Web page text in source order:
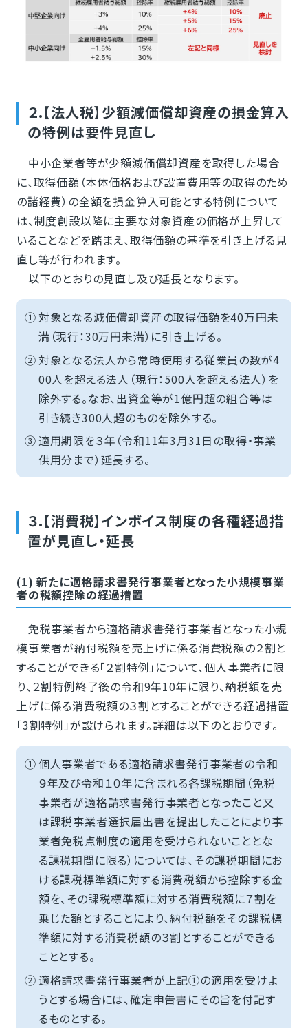
２.【法人税】少額減価償却資産の損金算入
の特例は要件見直し
中小企業者等が少額減価償却資産を取得した場合
に、取得価額（本体価格および設置費用等の取得のため
の諸経費）の全額を損金算入可能とする特例について
は、制度創設以降に主要な対象資産の価格が上昇して
いることなどを踏まえ、取得価額の基準を引き上げる見
直し等が行われます。
以下のとおりの見直し及び延長となります。
① 対象となる減価償却資産の取得価額を40万円未
満（現行：30万円未満）に引き上げる。
② 対象となる法人から常時使用する従業員の数が4
00人を超える法人（現行：500人を超える法人）を
除外する。なお、出資金等が1億円超の組合等は
引き続き300人超のものを除外する。
③適用期限を３年（令和11年3月31日の取得・事業
供用分まで）延長する。
３.【消費税】インボイス制度の各種経過措
置が見直し・延長
(1) 新たに適格請求書発行事業者となった小規模事業
者の税額控除の経過措置
免税事業者から適格請求書発行事業者となった小規
模事業者が納付税額を売上げに係る消費税額の２割と
することができる「２割特例」について、個人事業者に限
り、２割特例終了後の令和9年10年に限り、納税額を売
上げに係る消費税額の３割とすることができる経過措置
「3割特例」が設けられます。詳細は以下のとおりです。
① 個人事業者である適格請求書発行事業者の令和
９年及び令和１０年に含まれる各課税期間（免税
事業者が適格請求書発行事業者となったこと又
は課税事業者選択届出書を提出したことにより事
業者免税点制度の適用を受けられないこととな
る課税期間に限る）については、その課税期間にお
ける課税標準額に対する消費税額から控除する金
額を、その課税標準額に対する消費税額に７割を
乗じた額とすることにより、納付税額をその課税標
準額に対する消費税額の３割とすることができる
こととする。
②適格請求書発行事業者が上記①の適用を受けよ
うとする場合には、確定申告書にその旨を付記す
るものとする。